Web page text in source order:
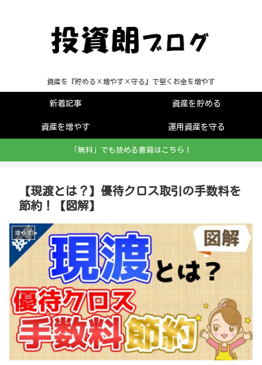
資産を『貯める×増やす×守る』で堅くお金を増やす
新着記事 資産を貯める
資産を増やす 運用資産を守る
「無料」でも読める書籍はこちら！
【現渡とは？】優待クロス取引の手数料を
節約！【図解】
増やす